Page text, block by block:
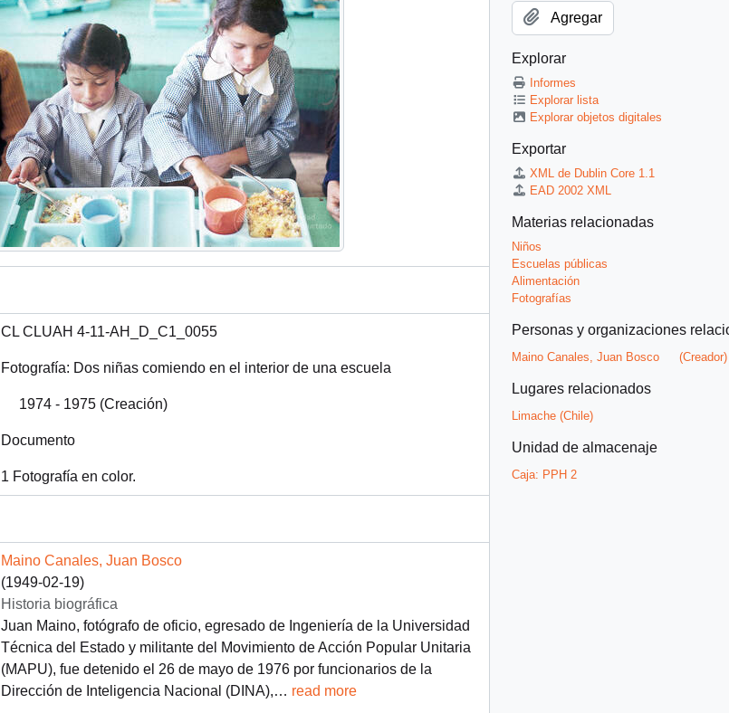
CL CLUAH 4-11-AH_D_C1_0055
Fotografía: Dos niñas comiendo en el interior de una escuela
1974 - 1975 (Creación)
Documento
1 Fotografía en color.
Maino Canales, Juan Bosco
(1949-02-19)
Historia biográfica
Juan Maino, fotógrafo de oficio, egresado de Ingeniería de la Universidad
Técnica del Estado y militante del Movimiento de Acción Popular Unitaria
(MAPU), fue detenido el 26 de mayo de 1976 por funcionarios de la
Dirección de Inteligencia Nacional (DINA),… read more
Agregar
Explorar
Informes
Explorar lista
Explorar objetos digitales
Exportar
XML de Dublin Core 1.1
EAD 2002 XML
Materias relacionadas
Niños
Escuelas públicas
Alimentación
Fotografías
Personas y organizaciones
Maino Canales, Juan Bosco (Creador)
Lugares relacionados
Limache (Chile)
Unidad de almacenaje
Caja: PPH 2